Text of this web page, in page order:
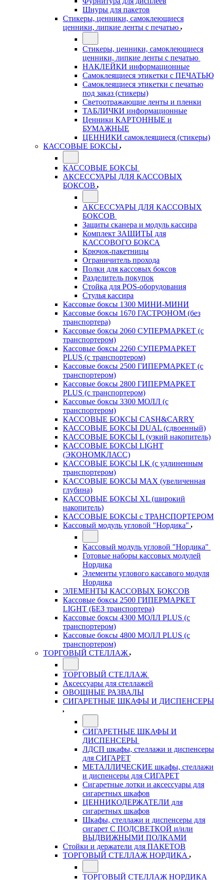
Шнуры для пакетов
Стикеры, ценники, самоклеющиеся
ценники, липкие ленты с печатью
Стикеры, ценники, самоклеющиеся
ценники, липкие ленты с печатью
НАКЛЕЙКИ информационные
Самоклеящиеся этикетки с ПЕЧАТЬЮ
Самоклеящиеся этикетки с печатью
под заказ (стикеры)
Светоотражающие ленты и пленки
ТАБЛИЧКИ информационные
Ценники КАРТОННЫЕ и
БУМАЖНЫЕ
ЦЕННИКИ самоклеящиеся (стикеры)
КАССОВЫЕ БОКСЫ
КАССОВЫЕ БОКСЫ
АКСЕССУАРЫ ДЛЯ КАССОВЫХ
БОКСОВ
АКСЕССУАРЫ ДЛЯ КАССОВЫХ
БОКСОВ
Защиты сканера и модуль кассира
Комплект ЗАЩИТЫ для
КАССОВОГО БОКСА
Крючок-пакетницы
Ограничитель прохода
Полки для кассовых боксов
Разделитель покупок
Стойка для POS-оборудования
Стулья кассира
Кассовые боксы 1300 МИНИ-МИНИ
Кассовые боксы 1670 ГАСТРОНОМ (без
транспортера)
Кассовые боксы 2060 СУПЕРМАРКЕТ (с
транспортером)
Кассовые боксы 2260 СУПЕРМАРКЕТ
PLUS (с транспортером)
Кассовые боксы 2500 ГИПЕРМАРКЕТ (с
транспортером)
Кассовые боксы 2800 ГИПЕРМАРКЕТ
PLUS (с транспортером)
Кассовые боксы 3300 МОЛЛ (с
транспортером)
КАССОВЫЕ БОКСЫ CASH&CARRY
КАССОВЫЕ БОКСЫ DUAL (сдвоенный)
КАССОВЫЕ БОКСЫ L (узкий накопитель)
КАССОВЫЕ БОКСЫ LIGHT
(ЭКОНОМКЛАСС)
КАССОВЫЕ БОКСЫ LK (с удлиненным
транспортером)
КАССОВЫЕ БОКСЫ MAX (увеличенная
глубина)
КАССОВЫЕ БОКСЫ XL (широкий
накопитель)
КАССОВЫЕ БОКСЫ с ТРАНСПОРТЕРОМ
Кассовый модуль угловой "Нордика"
Кассовый модуль угловой "Нордика"
Готовые наборы кассовых модулей
Нордика
Элементы углового кассавого модуля
Нордика
ЭЛЕМЕНТЫ КАССОВЫХ БОКСОВ
Кассовые боксы 2500 ГИПЕРМАРКЕТ
LIGHT (БЕЗ транспортера)
Кассовые боксы 4300 МОЛЛ PLUS (с
транспортером)
Кассовые боксы 4800 МОЛЛ PLUS (с
транспортером)
ТОРГОВЫЙ СТЕЛЛАЖ
ТОРГОВЫЙ СТЕЛЛАЖ
Аксессуары для стеллажей
ОВОЩНЫЕ РАЗВАЛЫ
СИГАРЕТНЫЕ ШКАФЫ И ДИСПЕНСЕРЫ
СИГАРЕТНЫЕ ШКАФЫ И
ДИСПЕНСЕРЫ
ЛДСП шкафы, стеллажи и диспенсеры
для СИГАРЕТ
МЕТАЛЛИЧЕСКИЕ шкафы, стеллажи
и диспенсеры для СИГАРЕТ
Сигаретные лотки и аксессуары для
сигаретных шкафов
ЦЕННИКОДЕРЖАТЕЛИ для
сигаретных шкафов
Шкафы, стеллажи и диспенсеры для
сигарет С ПОДСВЕТКОЙ и/или
ВЫДВИЖНЫМИ ПОЛКАМИ
Стойки и держатели для ПАКЕТОВ
ТОРГОВЫЙ СТЕЛЛАЖ НОРДИКА
ТОРГОВЫЙ СТЕЛЛАЖ НОРДИКА